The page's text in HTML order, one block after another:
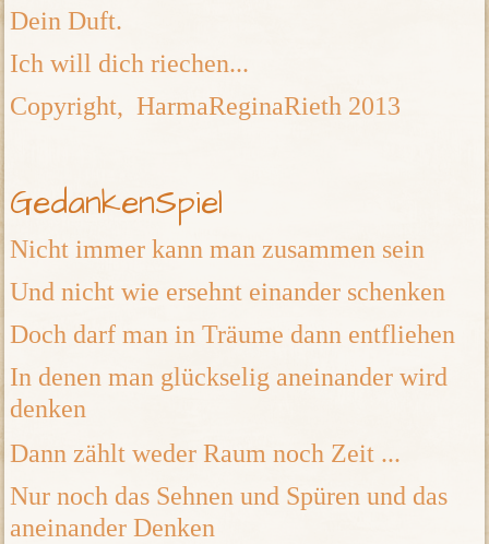
Dein Duft.
Ich will dich riechen...
Copyright, HarmaReginaRieth 2013
GedankenSpiel
Nicht immer kann man zusammen sein
Und nicht wie ersehnt einander schenken
Doch darf man in Träume dann entfliehen
In denen man glückselig aneinander wird
denken
Dann zählt weder Raum noch Zeit ...
Nur noch das Sehnen und Spüren und das
aneinander Denken